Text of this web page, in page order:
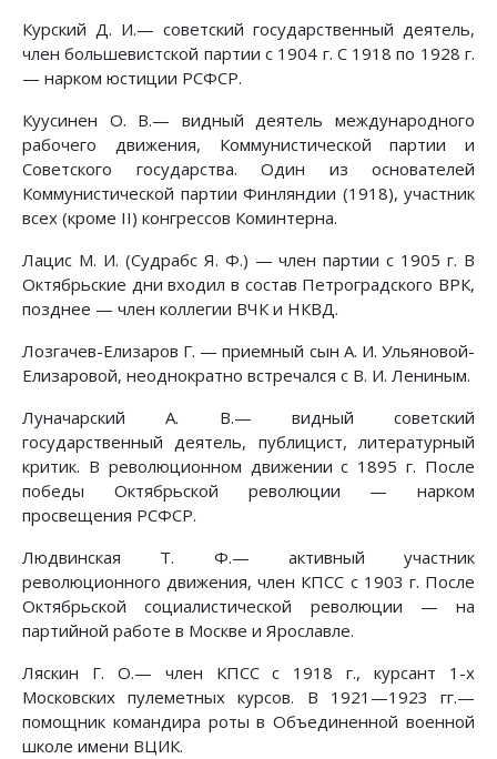
Курский Д. И.— советский государственный деятель,
член большевистской партии с 1904 г. С 1918 по 1928 г.
— нарком юстиции РСФСР.
Куусинен О. В.— видный деятель международного
рабочего движения, Коммунистической партии и
Советского государства. Один из основателей
Коммунистической партии Финляндии (1918), участник
всех (кроме II) конгрессов Коминтерна.
Лацис М. И. (Судрабс Я. Ф.) — член партии с 1905 г. В
Октябрьские дни входил в состав Петроградского ВРК,
позднее — член коллегии ВЧК и НКВД.
Лозгачев-Елизаров Г. — приемный сын А. И. Ульяновой-
Елизаровой, неоднократно встречался с В. И. Лениным.
Луначарский А. В.— видный советский
государственный деятель, публицист, литературный
критик. В революционном движении с 1895 г. После
победы Октябрьской революции — нарком
просвещения РСФСР.
Людвинская Т. Ф.— активный участник
революционного движения, член КПСС с 1903 г. После
Октябрьской социалистической революции — на
партийной работе в Москве и Ярославле.
Ляскин Г. О.— член КПСС с 1918 г., курсант 1-х
Московских пулеметных курсов. В 1921—1923 гг.—
помощник командира роты в Объединенной военной
школе имени ВЦИК.